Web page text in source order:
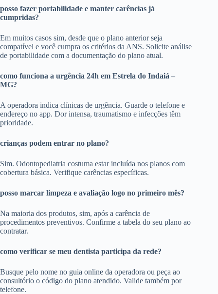
posso fazer portabilidade e manter carências já
cumpridas?
Em muitos casos sim, desde que o plano anterior seja
compatível e você cumpra os critérios da ANS. Solicite análise
de portabilidade com a documentação do plano atual.
como funciona a urgência 24h em Estrela do Indaiá –
MG?
A operadora indica clínicas de urgência. Guarde o telefone e
endereço no app. Dor intensa, traumatismo e infecções têm
prioridade.
crianças podem entrar no plano?
Sim. Odontopediatria costuma estar incluída nos planos com
cobertura básica. Verifique carências específicas.
posso marcar limpeza e avaliação logo no primeiro mês?
Na maioria dos produtos, sim, após a carência de
procedimentos preventivos. Confirme a tabela do seu plano ao
contratar.
como verificar se meu dentista participa da rede?
Busque pelo nome no guia online da operadora ou peça ao
consultório o código do plano atendido. Valide também por
telefone.